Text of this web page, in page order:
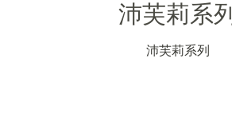
沛芙莉系列
沛芙莉系列